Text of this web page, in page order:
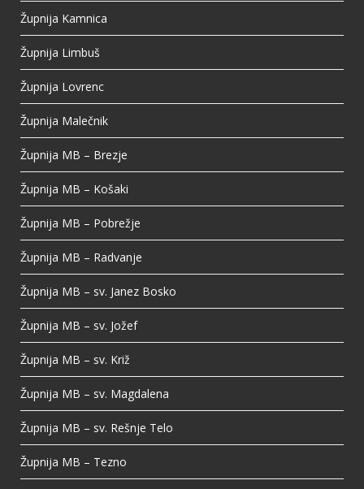
Župnija Kamnica
Župnija Limbuš
Župnija Lovrenc
Župnija Malečnik
Župnija MB – Brezje
Župnija MB – Košaki
Župnija MB – Pobrežje
Župnija MB – Radvanje
Župnija MB – sv. Janez Bosko
Župnija MB – sv. Jožef
Župnija MB – sv. Križ
Župnija MB – sv. Magdalena
Župnija MB – sv. Rešnje Telo
Župnija MB – Tezno